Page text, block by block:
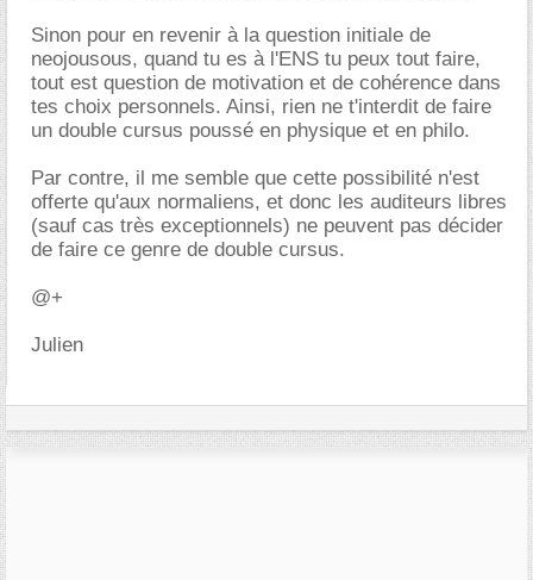
Sinon pour en revenir à la question initiale de
neojousous, quand tu es à l'ENS tu peux tout faire,
tout est question de motivation et de cohérence dans
tes choix personnels. Ainsi, rien ne t'interdit de faire
un double cursus poussé en physique et en philo.
Par contre, il me semble que cette possibilité n'est
offerte qu'aux normaliens, et donc les auditeurs libres
(sauf cas très exceptionnels) ne peuvent pas décider
de faire ce genre de double cursus.
@+
Julien